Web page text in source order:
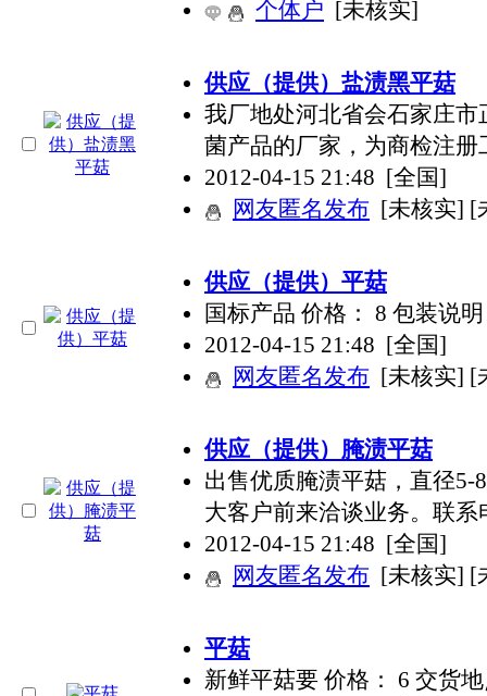
个体户 [未核实]
供应（提供）盐渍黑平菇
我厂地处河北省会石家庄
菌产品的厂家，为商检注
2012-04-15 21:48 [全国]
网友匿名发布 [未核实] [
供应（提供）平菇
国标产品 价格： 8 包装说
2012-04-15 21:48 [全国]
网友匿名发布 [未核实] [
供应（提供）腌渍平菇
出售优质腌渍平菇，直径5-
大客户前来洽谈业务。联系
2012-04-15 21:48 [全国]
网友匿名发布 [未核实] [
平菇
新鲜平菇要 价格： 6 交货